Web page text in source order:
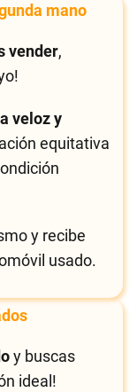
mano
vender,
veloz y
equitativa
y recibe
usado.
y buscas
ideal!